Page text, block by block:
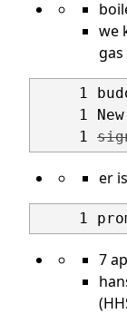
we
1
1
     1
er
7